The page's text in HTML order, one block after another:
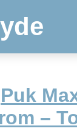
Puk
–